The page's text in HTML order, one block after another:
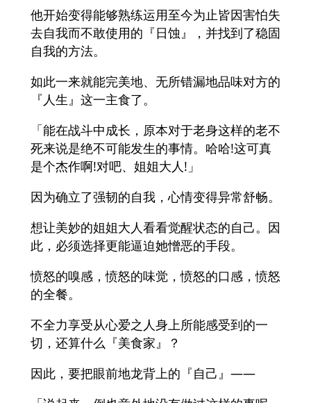
他开始变得能够熟练运用至今为止皆因害怕失
去自我而不敢使用的『日蚀』，并找到了稳固
自我的方法。
如此一来就能完美地、无所错漏地品味对方的
『人生』这一主食了。
「能在战斗中成长，原本对于老身这样的老不
死来说是绝不可能发生的事情。哈哈!这可真
是个杰作啊!对吧、姐姐大人!」
因为确立了强韧的自我，心情变得异常舒畅。
想让美妙的姐姐大人看看觉醒状态的自己。因
此，必须选择更能逼迫她憎恶的手段。
愤怒的嗅感，愤怒的味觉，愤怒的口感，愤怒
的全餐。
不全力享受从心爱之人身上所能感受到的一
切，还算什么『美食家』？
因此，要把眼前地龙背上的『自己』——